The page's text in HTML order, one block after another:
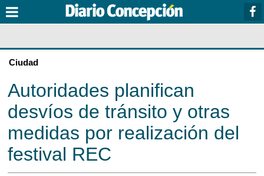
Ciudad
Autoridades planifican
desvíos de tránsito y otras
medidas por realización del
festival REC